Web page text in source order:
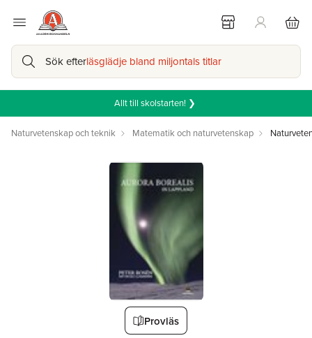
Sök efterläsglädje bland miljontals titlar
Allt till skolstarten! ❯
Naturvetenskap och teknik Matematik och naturvetenskap
Provläs